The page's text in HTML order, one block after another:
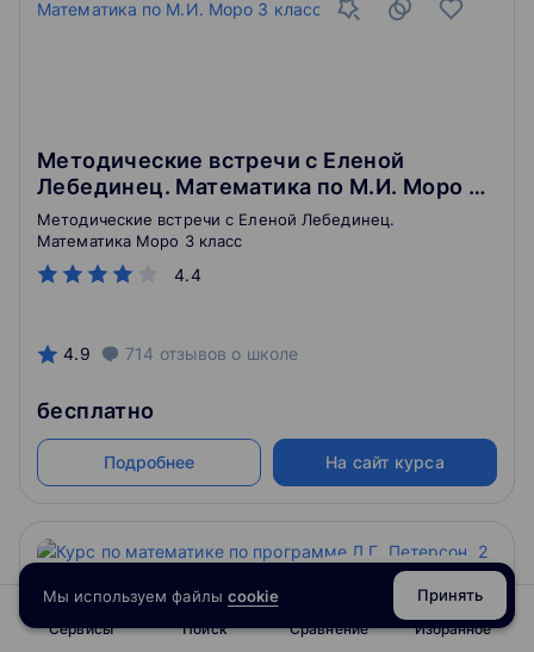
Методические встречи с Еленой
Лебединец. Математика по М.И. Моро 3
класс
4.4
Методические встречи с Еленой Лебединец.
Математика Моро 3 класс
4.9 714 отзывов о школе
бесплатно
Подробнее На сайт курса
Сервисы Поиск Сравнение Избранное
Мы используем файлы cookie Принять